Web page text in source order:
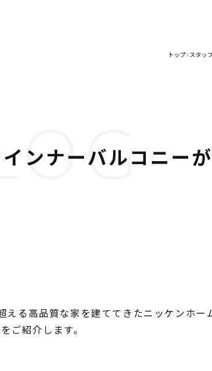
トップ
>
スタッ
ンナーバルコニー
る高品質な家を建ててきたニッケンホー
をご紹介します。